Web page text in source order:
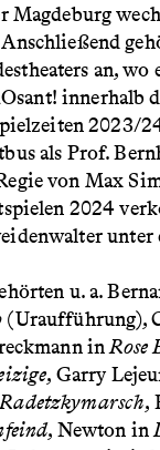
Magdeburg
an, wo
innerhalb
2023/
als Prof.
von Max
2024
unter
u. a.
(Uraufführung),
inRose
, Garry
Radetzkymarsch,
, Newton in